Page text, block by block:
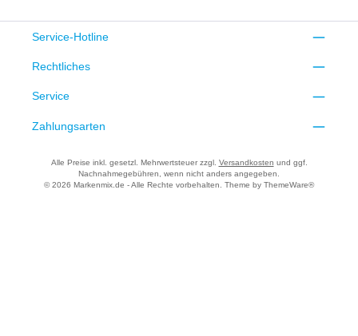
Service-Hotline
Rechtliches
Service
Zahlungsarten
Alle Preise inkl. gesetzl. Mehrwertsteuer zzgl. Versandkosten und ggf.
Nachnahmegebühren, wenn nicht anders angegeben.
© 2026 Markenmix.de - Alle Rechte vorbehalten. Theme by ThemeWare®